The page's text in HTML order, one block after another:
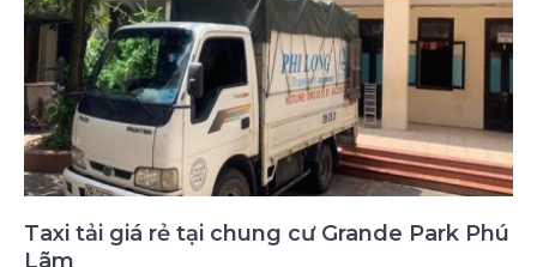
Taxi tải giá rẻ tại chung cư Grande Park Phú
Lãm